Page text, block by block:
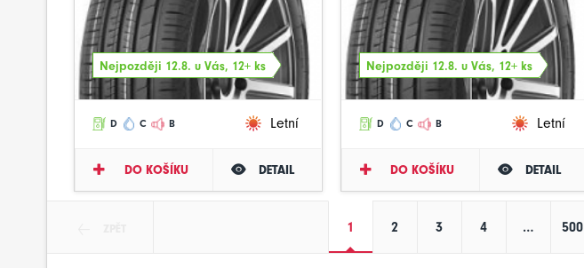
Nejpozději 12.8. u Vás, 12+ ks
D C B Letní
DO KOŠÍKU DETAIL
Nejpozději 12.8. u Vás, 12+ ks
D C B Letní
DO KOŠÍKU DETAIL
1 2 3 4 … 500